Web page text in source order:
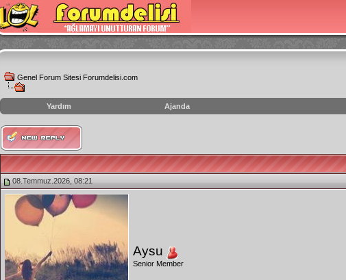
Genel Forum Sitesi Forumdelisi.com
Yardım
Ajanda
instagram
izlenme
hilesi
08.Temmuz.2026, 08:21
Aysu
Senior Member